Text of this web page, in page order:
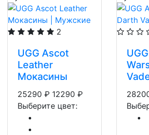
2
UGG Ascot
Leather
Мокасины
25290 ₽ 12290 ₽
Выберите цвет: